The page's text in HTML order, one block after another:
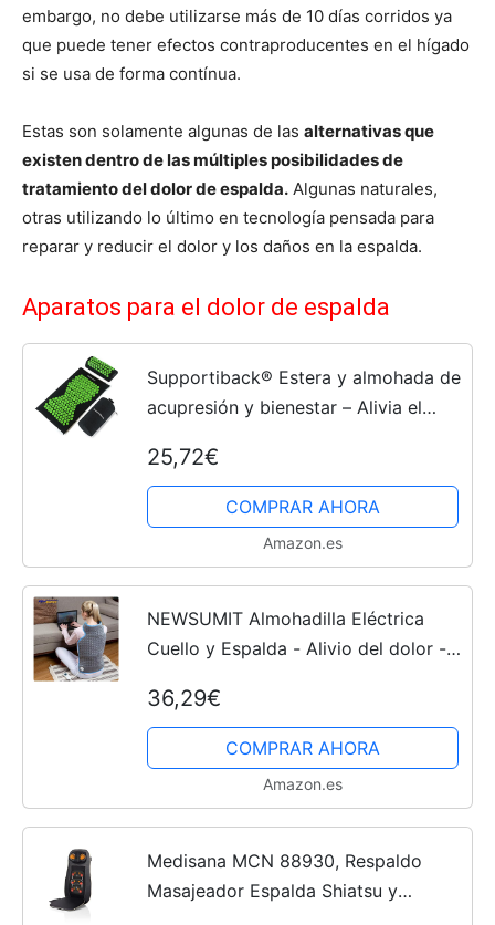
embargo, no debe utilizarse más de 10 días corridos ya
que puede tener efectos contraproducentes en el hígado
si se usa de forma contínua.
Estas son solamente algunas de las alternativas que
existen dentro de las múltiples posibilidades de
tratamiento del dolor de espalda. Algunas naturales,
otras utilizando lo último en tecnología pensada para
reparar y reducir el dolor y los daños en la espalda.
Aparatos para el dolor de espalda
Supportiback® Estera y almohada de
acupresión y bienestar – Alivia el
músculos y reduce el insomnio –
incluye funda...
25,72€
COMPRAR AHORA
Amazon.es
NEWSUMIT Almohadilla Eléctrica
Cuello y Espalda - Alivio del dolor - 3
Calentamiento Rápido - Protección
Apagado Automático 90min -...
36,29€
COMPRAR AHORA
Amazon.es
Medisana MCN 88930, Respaldo
Masajeador Espalda Shiatsu y